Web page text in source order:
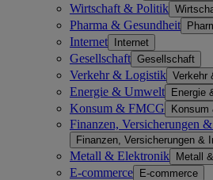
Wirtschaft & Politik
Pharma & Gesundheit
Internet Internet
Gesellschaft Gesellschaft
Verkehr & Logistik Verkehr
Energie & Umwelt Energie
Konsum & FMCG Konsum
Finanzen, Versicherungen
Finanzen, Versicherungen &
Metall & Elektronik Metall
E-commerce E-commerce